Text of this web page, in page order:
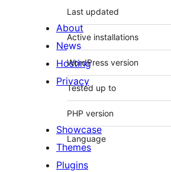
Last updated
Active installations
WordPress version
Tested up to
PHP version
Language
About
News
Hosting
Privacy
Showcase
Themes
Plugins